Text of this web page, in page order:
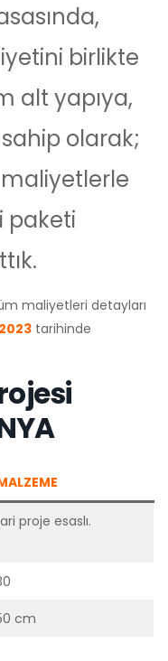
birlikte
alt yapıya,
olarak;
paketi
maliyetleri detayları
tarihinde
proje esaslı.
cm